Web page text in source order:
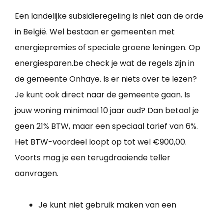
Een landelijke subsidieregeling is niet aan de orde
in België. Wel bestaan er gemeenten met
energiepremies of speciale groene leningen. Op
energiesparen.be check je wat de regels zijn in
de gemeente Onhaye. Is er niets over te lezen?
Je kunt ook direct naar de gemeente gaan. Is
jouw woning minimaal 10 jaar oud? Dan betaal je
geen 21% BTW, maar een speciaal tarief van 6%.
Het BTW-voordeel loopt op tot wel €900,00.
Voorts mag je een terugdraaiende teller
aanvragen.
Je kunt niet gebruik maken van een